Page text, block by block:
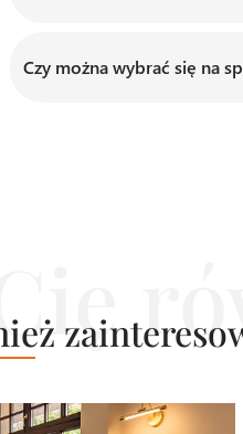
pobytu chcą postawić na
Czy można wybrać się na